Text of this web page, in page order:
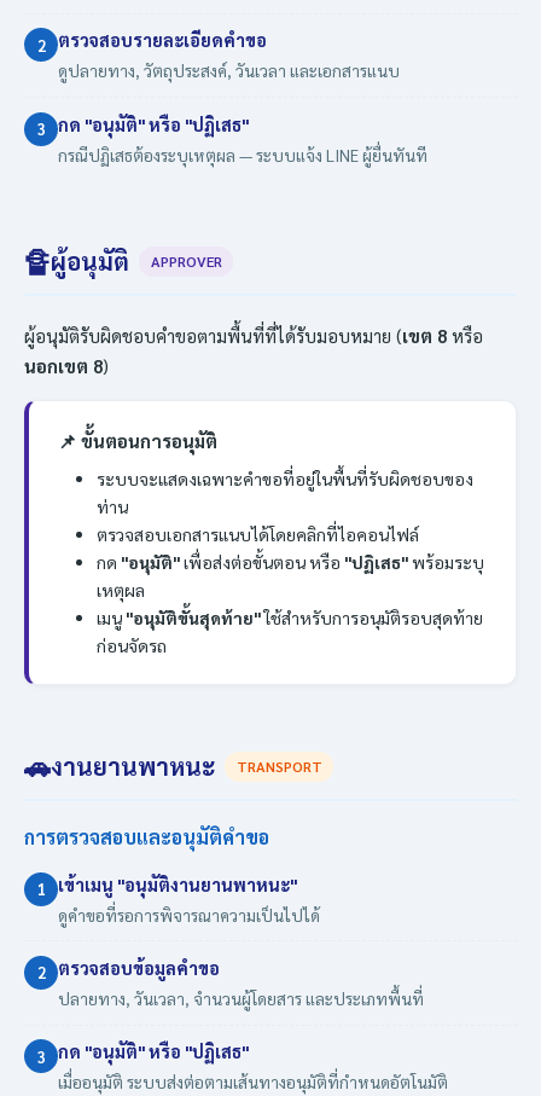
2
ตรวจสอบรายละเอียดคำขอ
ดูปลายทาง, วัตถุประสงค์, วันเวลา และเอกสารแนบ
3
กด "อนุมัติ" หรือ "ปฏิเสธ"
กรณีปฏิเสธต้องระบุเหตุผล — ระบบแจ้ง LINE ผู้ยื่นทันที
🔏ผู้อนุมัติ APPROVER
ผู้อนุมัติรับผิดชอบคำขอตามพื้นที่ที่ได้รับมอบหมาย (เขต 8 หรือ
นอกเขต 8)
📌 ขั้นตอนการอนุมัติ
ระบบจะแสดงเฉพาะคำขอที่อยู่ในพื้นที่รับผิดชอบของ
ท่าน
ตรวจสอบเอกสารแนบได้โดยคลิกที่ไอคอนไฟล์
กด "อนุมัติ"เพื่อส่งต่อขั้นตอน หรือ "ปฏิเสธ"พร้อมระบุ
เหตุผล
เมนู "อนุมัติขั้นสุดท้าย"ใช้สำหรับการอนุมัติรอบสุดท้าย
ก่อนจัดรถ
🚗งานยานพาหนะ TRANSPORT
การตรวจสอบและอนุมัติคำขอ
1
เข้าเมนู "อนุมัติงานยานพาหนะ"
ดูคำขอที่รอการพิจารณาความเป็นไปได้
2
ตรวจสอบข้อมูลคำขอ
ปลายทาง, วันเวลา, จำนวนผู้โดยสาร และประเภทพื้นที่
3
กด "อนุมัติ" หรือ "ปฏิเสธ"
เมื่ออนุมัติ ระบบส่งต่อตามเส้นทางอนุมัติที่กำหนดอัตโนมัติ